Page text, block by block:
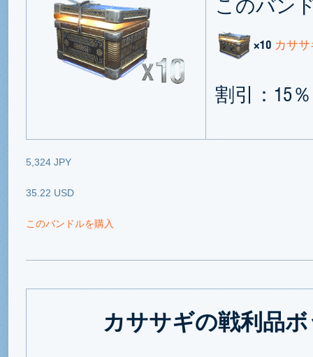
×10 カサ
割引：15％
5,324 JPY
35.22 USD
このバンドルを購入
カササギの戦利品